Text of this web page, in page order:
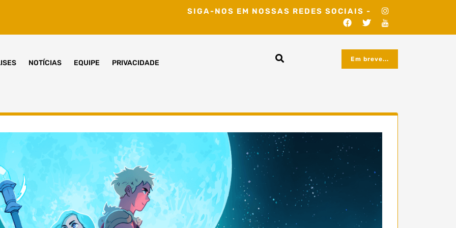
SIGA-NOS EM NOSSAS REDES SOCIAIS -
NOTÍCIAS EQUIPE PRIVACIDADE Em breve...